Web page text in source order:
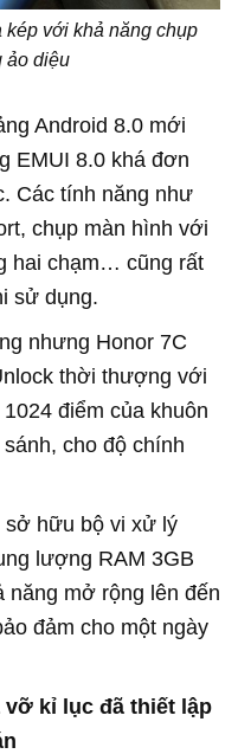
với khả năng chụp
ảo diệu
Android 8.0 mới
EMUI 8.0 khá đơn
Các tính năng như
chụp màn hình với
hai chạm… cũng rất
sử dụng.
nhưng Honor 7C
thời thượng với
điểm của khuôn
cho độ chính
sở hữu bộ vi xử lý
lượng RAM 3GB
năng mở rộng lên đến
đảm cho một ngày
kỉ lục đã thiết lập